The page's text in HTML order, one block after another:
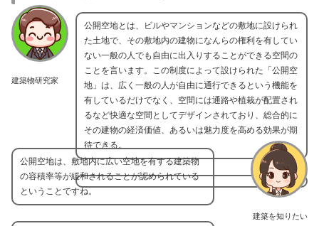
建築物研究家
公開空地とは、ビルやマンションなどの敷地に設けられ
た土地で、その敷地内の建物になんらの権利を有してい
ない一般の人でも自由に出入りすることができる空間の
ことを言います。この制度によって設けられた「公開空
地」は、広く一般の人が自由に通行できるという機能を
有しているだけでなく、空間には通路や植栽が配置され
るなど快適な空間としてデザインされており、総合的に
その建物の経済価値、あるいは魅力度を高める効果が期
待できる。
建築を知りたい
公開空地は、敷地内に広い空地を有する建築物
の容積率等が緩和されることが認められている
ということですね。